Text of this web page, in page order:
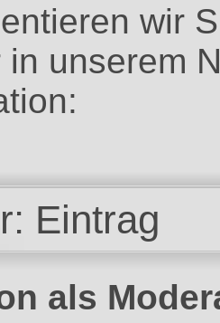
wir
in unserem
Eintrag
als